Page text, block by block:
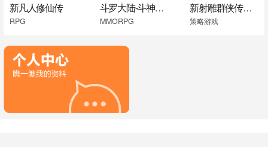
新凡人修仙传
RPG
斗罗大陆-斗神再临
MMORPG
新射雕群侠传之铁血丹心
策略游戏